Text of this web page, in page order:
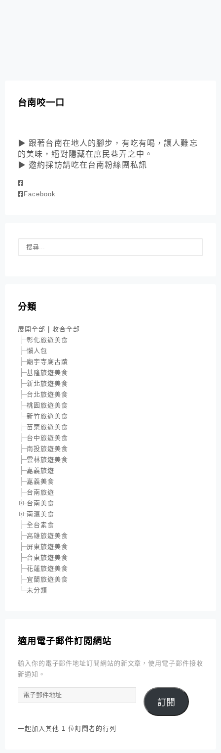
台南咬一口
▶ 跟著台南在地人的腳步，有吃有喝，讓人難忘
的美味，絕對隱藏在庶民巷弄之中。
▶ 邀約採訪請吃在台南粉絲團私訊
Facebook
分類
展開全部 | 收合全部
彰化旅遊美食
懶人包
廟宇寺廟古蹟
基隆旅遊美食
新北旅遊美食
台北旅遊美食
桃園旅遊美食
新竹旅遊美食
苗栗旅遊美食
台中旅遊美食
南投旅遊美食
雲林旅遊美食
嘉義旅遊
嘉義美食
台南旅遊
台南美食
南瀛美食
全台素食
高雄旅遊美食
屏東旅遊美食
台東旅遊美食
花蓮旅遊美食
宜蘭旅遊美食
未分類
適用電子郵件訂閱網站
輸入你的電子郵件地址訂閱網站的新文章，使用電子郵件接收
新通知。
電
子
件
訂閱
一起加入其他 1 位訂閱者的行列